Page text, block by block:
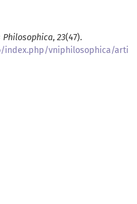
Philosophica, 23(47).
index.php/vniphilosophica/arti